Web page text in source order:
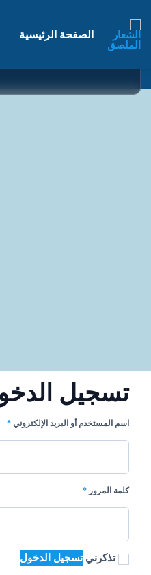
الصفحة الرئيسية
تسجيل
اسم المستخدم أو البريد الإلكتروني *
كلمة المرور *
تذكرني تسجيل الدخول